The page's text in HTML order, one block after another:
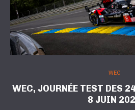
WEC
WEC, JOURNÉE TEST DES
8 JUIN